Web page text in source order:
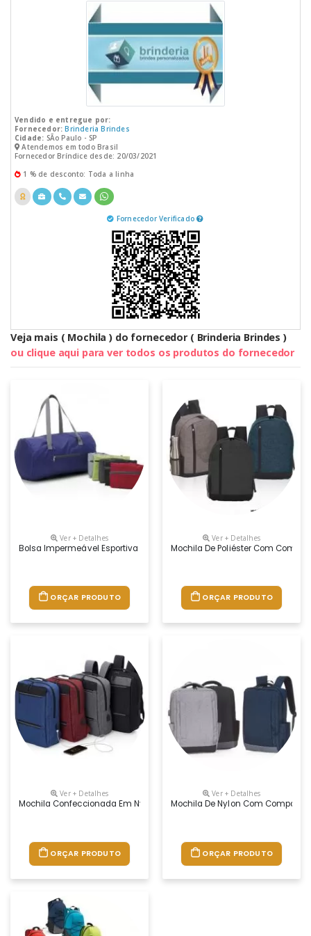
Vendido e entregue por:
Fornecedor: Brinderia Brindes
Cidade: SÃo Paulo - SP
Atendemos em todo Brasil
Fornecedor Bríndice desde: 20/03/2021
1 % de desconto: Toda a linha
Fornecedor Verificado
Veja mais ( Mochila ) do fornecedor ( Brinderia Brindes )
ou clique aqui para ver todos os produtos do fornecedor
Ver + Detalhes
Bolsa Impermeável Esportiva Com Capacidade De 23 Litros, Contém
ORÇAR PRODUTO
Ver + Detalhes
Mochila De Poliéster Com
ORÇAR PRODUTO
Ver + Detalhes
Mochila Confeccionada Em Nylon Com Compartimento Para Notebook
ORÇAR PRODUTO
Ver + Detalhes
Mochila De Nylon Com
ORÇAR PRODUTO